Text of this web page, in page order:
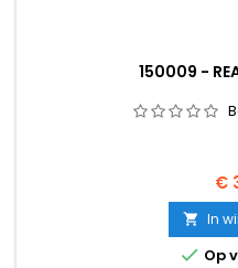
150009 -
€
 In
 Op